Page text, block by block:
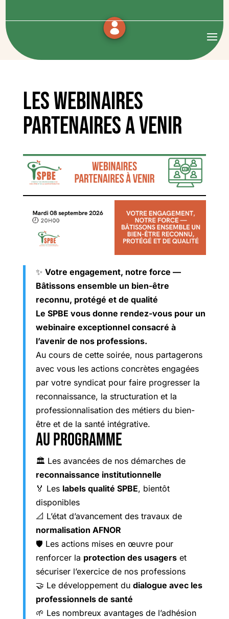
Les webinaires
partenaires a venir
✨ Votre engagement, notre force —
Bâtissons ensemble un bien-être
reconnu, protégé et de qualité
Le SPBE vous donne rendez-vous pour un
webinaire exceptionnel consacré à
l’avenir de nos professions.
Au cours de cette soirée, nous partagerons
avec vous les actions concrètes engagées
par votre syndicat pour faire progresser la
reconnaissance, la structuration et la
professionnalisation des métiers du bien-
être et de la santé intégrative.
Au programme
🏛️ Les avancées de nos démarches de
reconnaissance institutionnelle
🏅 Les labels qualité SPBE, bientôt
disponibles
📐 L’état d’avancement des travaux de
normalisation AFNOR
🛡️ Les actions mises en œuvre pour
renforcer la protection des usagerset
sécuriser l’exercice de nos professions
🤝 Le développement du dialogue avec les
professionnels de santé
🌱 Les nombreux avantages de l’adhésion